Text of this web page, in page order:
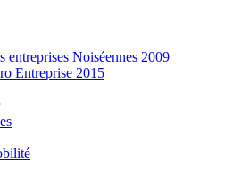
entreprises Noiséennes 2009
Entreprise 2015